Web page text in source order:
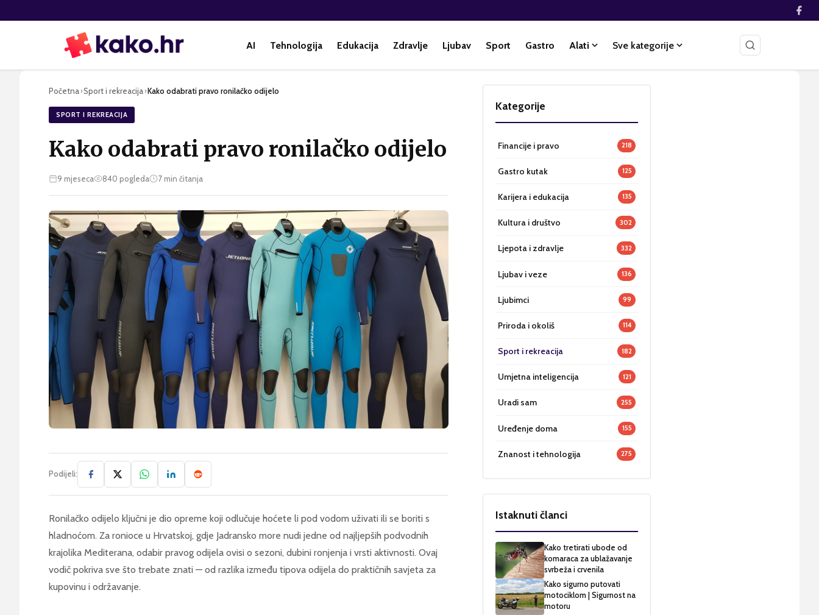
AI Tehnologija Edukacija Zdravlje Ljubav Sport Gastro Alati Sve kategorije
Početna›Sport i rekreacija›Kako odabrati pravo ronilačko odijelo
SPORT I REKREACIJA
Kako odabrati pravo ronilačko odijelo
9 mjeseca 840 pogleda 7min čitanja
Podijeli:
Ronilačko odijelo ključni je dio opreme koji odlučuje hoćete li pod vodom uživati ili se boriti s
hladnoćom. Za ronioce u Hrvatskoj, gdje Jadransko more nudi jedne od najljepših podvodnih
krajolika Mediterana, odabir pravog odijela ovisi o sezoni, dubini ronjenja i vrsti aktivnosti. Ovaj
vodič pokriva sve što trebate znati — od razlika između tipova odijela do praktičnih savjeta za
kupovinu i održavanje.
Kategorije
Financije i pravo 218
Gastro kutak 125
Karijera i edukacija 135
Kultura i društvo 302
Ljepota i zdravlje 332
Ljubav i veze 136
Ljubimci 99
Priroda i okoliš 114
Sport i rekreacija 182
Umjetna inteligencija 121
Uradi sam 255
Uređenje doma 155
Znanost i tehnologija 275
Istaknuti članci
Kako tretirati ubode od
komaraca za ublažavanje
svrbeža i crvenila
Kako sigurno putovati
motociklom | Sigurnost na
motoru